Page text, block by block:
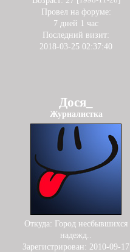
Провел на форуме:
7 дней 1 час
Последний визит:
2018-03-25 02:37:40
Дося_
Журналистка
Откуда: Город несбывшихся
надежд..
Зарегистрирован: 2010-09-17